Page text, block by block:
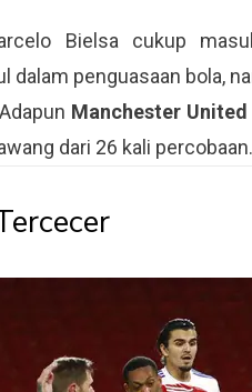
Bielsa cukup
dalam penguasaan bola,
Manchester United
dari 26 kali percobaan.